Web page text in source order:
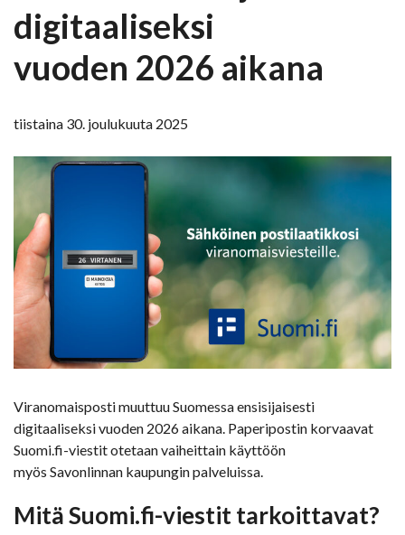
digitaaliseksi
vuoden 2026 aikana
tiistaina 30. joulukuuta 2025
Viranomaisposti muuttuu Suomessa ensisijaisesti
digitaaliseksi vuoden 2026 aikana. Paperipostin korvaavat
Suomi.fi-viestit otetaan vaiheittain käyttöön
myös Savonlinnan kaupungin palveluissa.
Mitä Suomi.fi-viestit tarkoittavat?